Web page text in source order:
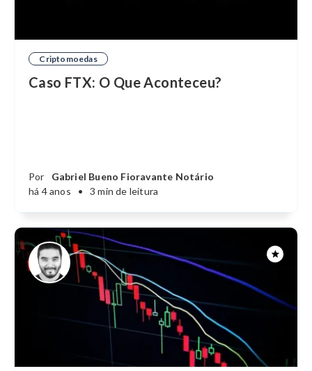
Criptomoedas
Caso FTX: O Que Aconteceu?
Por
Gabriel Bueno Fioravante Notário
há 4 anos
• 3 min de leitura